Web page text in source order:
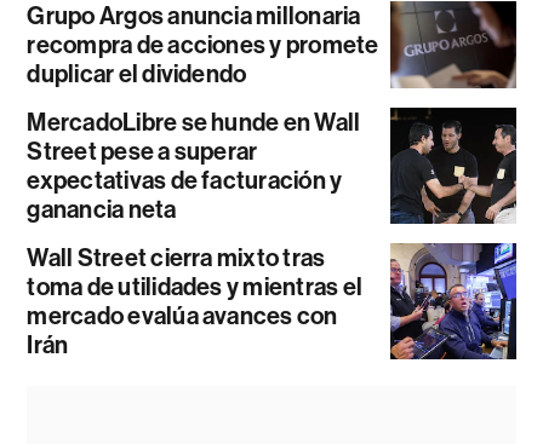
Grupo Argos anuncia millonaria
recompra de acciones y promete
duplicar el dividendo
MercadoLibre se hunde en Wall
Street pese a superar
expectativas de facturación y
ganancia neta
Wall Street cierra mixto tras
toma de utilidades y mientras el
mercado evalúa avances con
Irán